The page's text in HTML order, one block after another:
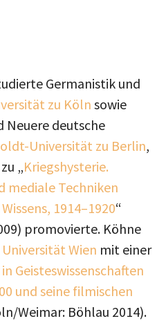
Germanistik und
zu Köln sowie
Neuere deutsche
Universität zu Berlin,
„Kriegshysterie.
mediale Techniken
1914–1920“
promovierte. Köhne
Universität Wien mit einer
Geisteswissenschaften
und seine filmischen
Weimar: Böhlau 2014).